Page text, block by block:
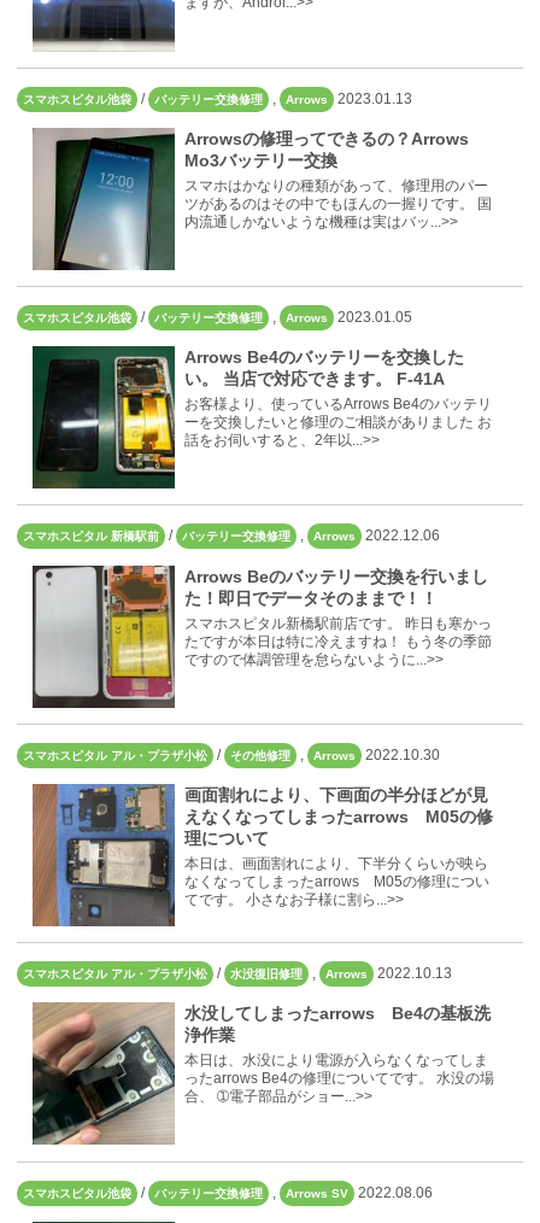
スマホスピタル池袋 / バッテリー交換修理 Arrows 2023.01.13
Arrowsの修理ってできるの？Arrows
Mo3バッテリー交換
スマホはかなりの種類があって、修理用のパー
ツがあるのはその中でもほんの一握りです。 国
内流通しかないような機種は実はバッ...>>
スマホスピタル池袋 / バッテリー交換修理 , Arrows 2023.01.05
Arrows Be4のバッテリーを交換した
い。 当店で対応できます。 F-41A
お客様より、使っているArrows Be4のバッテリ
ーを交換したいと修理のご相談がありました お
話をお伺いすると、2年以...>>
スマホスピタル 新橋駅前 / バッテリー交換修理 , Arrows 2022.12.06
Arrows Beのバッテリー交換を行いまし
た！即日でデータそのままで！！
スマホスピタル新橋駅前店です。 昨日も寒かっ
たですが本日は特に冷えますね！ もう冬の季節
ですので体調管理を怠らないように...>>
スマホスピタル アル・プラザ小松 / その他修理 Arrows 2022.10.30
画面割れにより、下画面の半分ほどが見
えなくなってしまったarrows M05の修
理について
本日は、画面割れにより、下半分くらいが映ら
なくなってしまったarrows M05の修理につい
てです。 小さなお子様に割ら...>>
スマホスピタル アル・プラザ小松 / 水没復旧修理 , Arrows 2022.10.13
水没してしまったarrows Be4の基板洗
浄作業
本日は、水没により電源が入らなくなってしま
ったarrows Be4の修理についてです。 水没の場
合、 ➀電子部品がショー...>>
スマホスピタル池袋 / バッテリー交換修理 Arrows SV 2022.08.06